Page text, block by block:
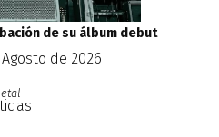
de su álbum debut
de 2026